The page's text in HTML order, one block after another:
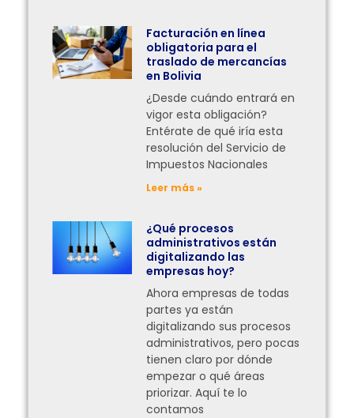
Facturación en línea
obligatoria para el
traslado de mercancías
en Bolivia
¿Desde cuándo entrará en
vigor esta obligación?
Entérate de qué iría esta
resolución del Servicio de
Impuestos Nacionales
Leer más »
¿Qué procesos
administrativos están
digitalizando las
empresas hoy?
Ahora empresas de todas
partes ya están
digitalizando sus procesos
administrativos, pero pocas
tienen claro por dónde
empezar o qué áreas
priorizar. Aquí te lo
contamos